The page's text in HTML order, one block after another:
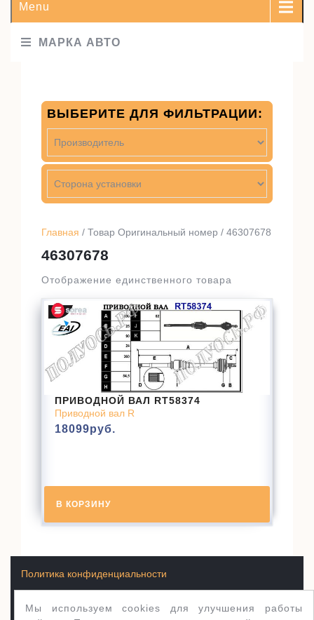
Menu
МАРКА АВТО
Главная / Товар Оригинальный номер / 46307678
46307678
Отображение единственного товара
ПРИВОДНОЙ ВАЛ RT58374
Приводной вал R
18099руб.
В КОРЗИНУ
ВЫБЕРИТЕ ДЛЯ ФИЛЬТРАЦИИ:
Мы используем cookies для улучшения работы
Условия продажи товаров
Политика конфиденциальности